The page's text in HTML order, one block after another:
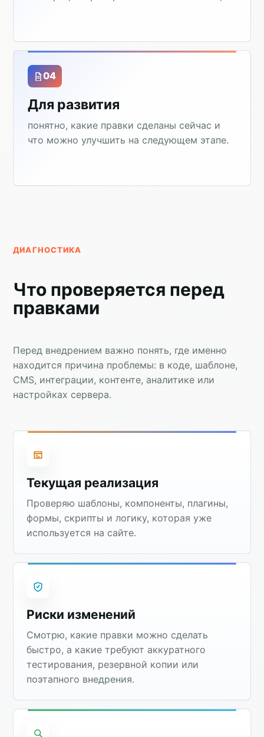
04
Для развития
понятно, какие правки сделаны сейчас и
что можно улучшить на следующем этапе.
ДИАГНОСТИКА
Что проверяется перед
правками
Перед внедрением важно понять, где именно
находится причина проблемы: в коде, шаблоне,
CMS, интеграции, контенте, аналитике или
настройках сервера.
Текущая реализация
Проверяю шаблоны, компоненты, плагины,
формы, скрипты и логику, которая уже
используется на сайте.
Риски изменений
Смотрю, какие правки можно сделать
быстро, а какие требуют аккуратного
тестирования, резервной копии или
поэтапного внедрения.